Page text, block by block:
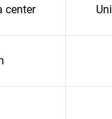
center